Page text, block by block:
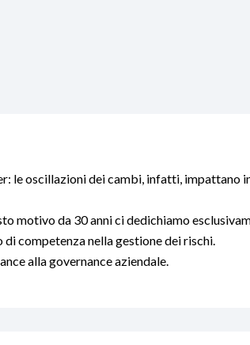
le oscillazioni dei cambi, infatti, impattano
motivo da 30 anni ci dedichiamo
competenza nella gestione dei rischi.
alla governance aziendale.